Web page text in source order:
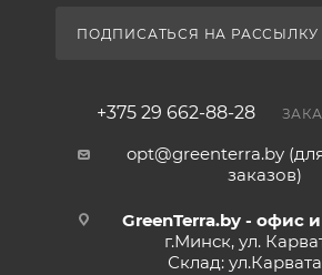
ПОДПИСАТЬСЯ НА РАССЫЛКУ
+375 29 662-88-28
opt@greenterra.by
заказов)
GreenTerra.by - офис
г.Минск, ул.
Склад: